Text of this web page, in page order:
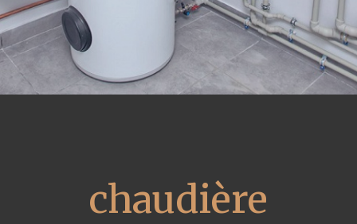
chaudière